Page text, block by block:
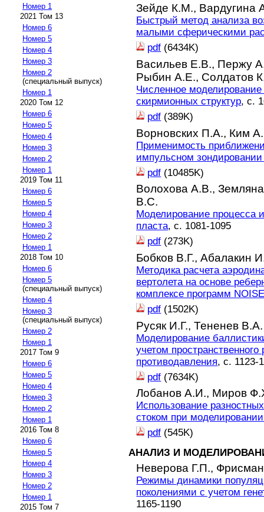
Номер 1
2021 Том 13
Номер 6
Номер 5
Номер 4
Номер 3
Номер 2
(специальный выпуск)
Номер 1
2020 Том 12
Номер 6
Номер 5
Номер 4
Номер 3
Номер 2
Номер 1
2019 Том 11
Номер 6
Номер 5
Номер 4
Номер 3
Номер 2
Номер 1
2018 Том 10
Номер 6
Номер 5
(специальный выпуск)
Номер 4
Номер 3
(специальный выпуск)
Номер 2
Номер 1
2017 Том 9
Номер 6
Номер 5
Номер 4
Номер 3
Номер 2
Номер 1
2016 Том 8
Номер 6
Номер 5
Номер 4
Номер 3
Номер 2
Номер 1
2015 Том 7
Зейде К.М.,
Быстрый метод анализа
малыми сферическими
pdf (6434K)
Васильев Е.В., Пержу
Рыбин А.Е., Солдатов
Численное
скирмионных структур, с.
pdf (389K)
Ворновских П.А., Ким
Применимость
импульсном
pdf (10485K)
Волохова А.В.,
В.С.
Моделирование процесса
пласта, с. 1081-1095
pdf (273K)
Бобков В.Г.,Абалакин
Методика расчета
вертолета на основе
комплексе программ
pdf (1502K)
Русяк И.Г.,Тененев В.А.
Моделирование
учетом
противодавления, с. 1123-
pdf (7634K)
Лобанов А.И., Миров
Использование
стоком при моделировании
pdf (545K)
АНАЛИЗ И
Неверова Г.П.,
Режимы динамики
поколениями с учетом
1165-1190